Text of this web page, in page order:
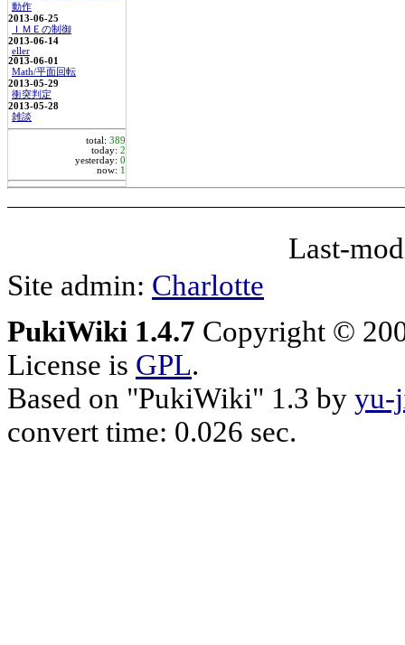
動作
2013-06-25
ＩＭＥの制御
2013-06-14
eller
2013-06-01
Math/平面回転
2013-05-29
衝突判定
2013-05-28
雑談
total: 389
today: 2
yesterday: 0
now: 1
Last-
Site admin: Charlotte
PukiWiki 1.4.7 Copyright ©
License is GPL.
Based on "PukiWiki" 1.3 by yu-
convert time: 0.026 sec.